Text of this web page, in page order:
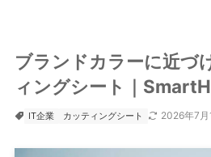
ブランドカラーに近づ
ィングシート｜
IT企業 カッティングシート 2026年7月